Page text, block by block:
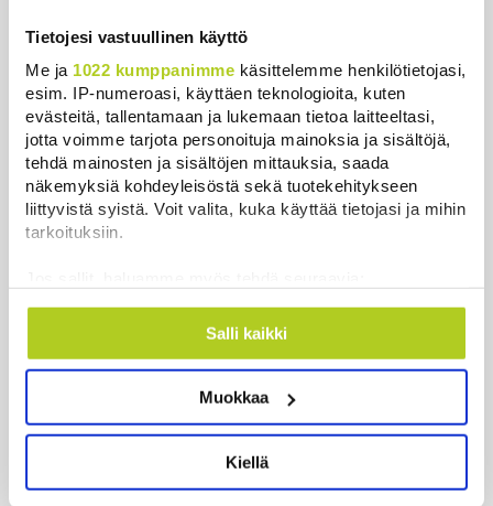
Tietojesi vastuullinen käyttö
Me ja 1022 kumppanimme käsittelemme henkilötietojasi,
esim. IP-numeroasi, käyttäen teknologioita, kuten
evästeitä, tallentamaan ja lukemaan tietoa laitteeltasi,
jotta voimme tarjota personoituja mainoksia ja sisältöjä,
tehdä mainosten ja sisältöjen mittauksia, saada
näkemyksiä kohdeyleisöstä sekä tuotekehitykseen
liittyvistä syistä. Voit valita, kuka käyttää tietojasi ja mihin
tarkoituksiin.
Kerätä tietoja maantieteellisestä sijainnistasi,
mahdollisesti muutaman metrin tarkkuudella
ominaispiirteitä aktiivisesti (sormenjäljen
Lue lisää siitä, miten henkilötietojasi käsitellään ja miten
suostumustasi tai peruuttaa sen milloin vain
evästeilmoituksessa.
Salli kaikki
Muokkaa
Kiellä
Keskustan Siika-aho kertoo, mikä
hänestä on Ylen gallupin todellinen
uutinen – ”Kokoomus maksaa siitä
hintaa”
Uutiset | 6.8.2026 11:56
Harva tajusi Hitlerin olympialaisissa,
mitä pinnan alla kyti
Uutiset 5.8.2026 21:41
Murska-arvio: Nato on
vuosikymmenen jäljessä Venäjän
Uutiset | 5.8.2026 22:15
natseille mitalin ja kohotti kätensä
Hitler-tervehdykseen – Miksi
ihmeessä?